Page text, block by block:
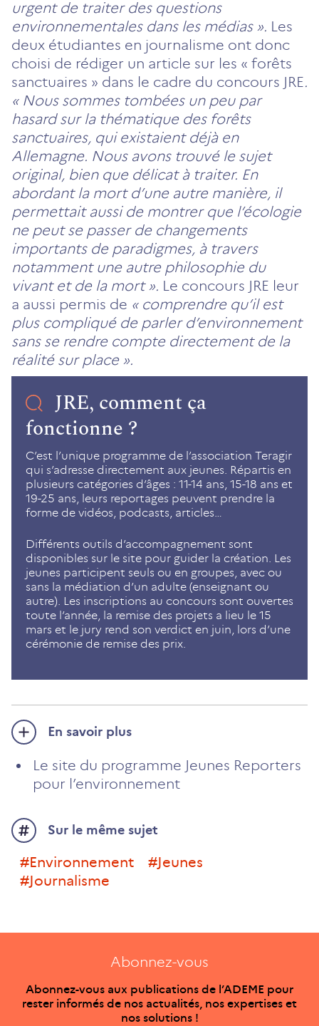
urgent de traiter des questions
environnementales dans les médias ». Les
deux étudiantes en journalisme ont donc
choisi de rédiger un article sur les « forêts
sanctuaires » dans le cadre du concours JRE.
« Nous sommes tombées un peu par
hasard sur la thématique des forêts
sanctuaires, qui existaient déjà en
Allemagne. Nous avons trouvé le sujet
original, bien que délicat à traiter. En
abordant la mort d’une autre manière, il
permettait aussi de montrer que l’écologie
ne peut se passer de changements
importants de paradigmes, à travers
notamment une autre philosophie du
vivant et de la mort ». Le concours JRE leur
a aussi permis de « comprendre qu’il est
plus compliqué de parler d’environnement
sans se rendre compte directement de la
réalité sur place ».
JRE, comment ça
fonctionne ?
C’est l’unique programme de l’association Teragir
qui s’adresse directement aux jeunes. Répartis en
plusieurs catégories d’âges : 11-14 ans, 15-18 ans et
19-25 ans, leurs reportages peuvent prendre la
forme de vidéos, podcasts, articles…
Différents outils d’accompagnement sont
disponibles sur le site pour guider la création. Les
jeunes participent seuls ou en groupes, avec ou
sans la médiation d’un adulte (enseignant ou
autre). Les inscriptions au concours sont ouvertes
toute l’année, la remise des projets a lieu le 15
mars et le jury rend son verdict en juin, lors d’une
cérémonie de remise des prix.
En savoir plus
Le site du programme Jeunes Reporters
pour l’environnement
Sur le même sujet
#environnement
#jeunes
#journalisme
Abonnez-vous
Abonnez-vous aux publications de l’ADEME pour
rester informés de nos actualités, nos expertises et
nos solutions !